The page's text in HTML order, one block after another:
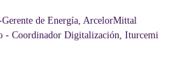
de Energía, ArcelorMittal
- Coordinador Digitalización, Iturcemi